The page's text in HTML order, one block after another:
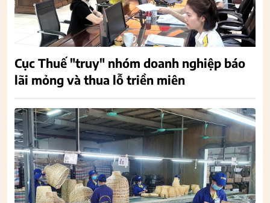
Cục Thuế "truy" nhóm doanh nghiệp báo
lãi mỏng và thua lỗ triền miên